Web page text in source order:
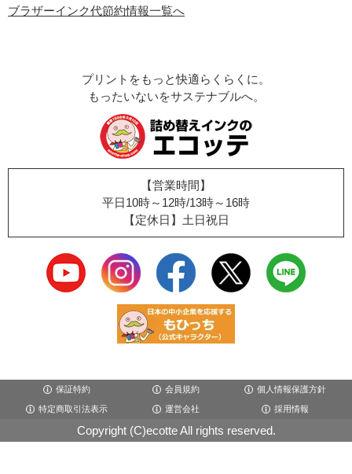
ブラザーインク代節約情報一覧へ
プリントをもっと快適らくらくに。
もったいないをサステナブルへ。
【営業時間】
平日10時～12時/13時～16時
【定休日】土日祝日
保証特約 会員規約 個人情報保護方針
特定商取引法表示 運営会社 採用情報
Copyright (C)ecotte All rights reserved.